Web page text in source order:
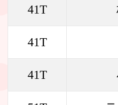
41T
41T
41T